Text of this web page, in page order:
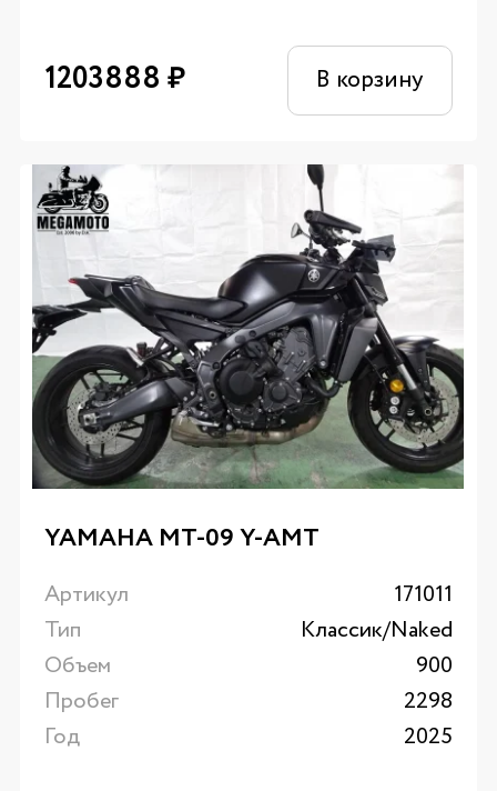
1203888 ₽ В корзину
YAMAHA MT-09 Y-AMT
Артикул
171011
Тип
Классик/Naked
Объем
900
Пробег
2298
Год
2025